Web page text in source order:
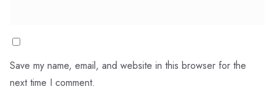
Save my name, email, and website in this browser for the
next time I comment.